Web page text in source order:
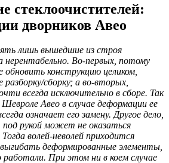
стеклоочистителей:
дворников Авео
лишь вышедшие из строя
нерентабельно. Во-первых, потому
конструкцию целиком,
сборку; а во-вторых,
всегда исключительно в сборе. Так
Авео в случае деформации ее
означает его замену. Другое дело,
рукой может не оказаться
волей-неволей приходится
деформированные элементы,
При этом ни в коем случае